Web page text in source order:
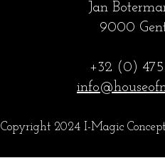
Jan
9000
+32 (0)
Copyright 2024 I-Magic